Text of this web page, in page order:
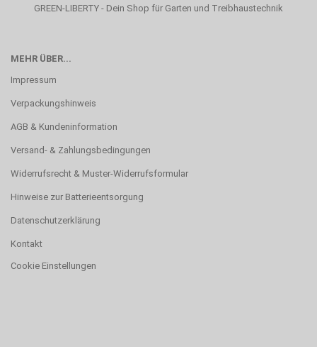
GREEN-LIBERTY - Dein Shop für Garten und Treibhaustechnik
MEHR ÜBER...
Impressum
Verpackungshinweis
AGB & Kundeninformation
Versand- & Zahlungsbedingungen
Widerrufsrecht & Muster-Widerrufsformular
Hinweise zur Batterieentsorgung
Datenschutzerklärung
Kontakt
Cookie Einstellungen